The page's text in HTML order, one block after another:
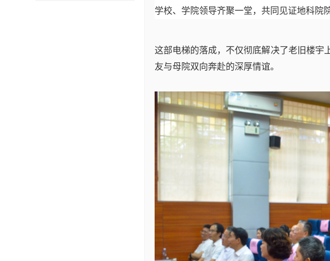
学校、学院领导齐聚一堂，共同见证地科院
这部电梯的落成，不仅彻底解决了老旧楼宇
友与母院双向奔赴的深厚情谊。